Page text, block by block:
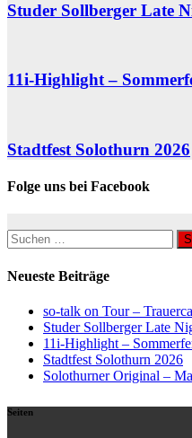
Studer Sollberger Late
11i-Highlight –
Stadtfest Solothurn 2026
Folge uns bei Facebook
Suchen
nach:
Neueste Beiträge
so-talk on Tour –
Studer Sollberger Late
11i-Highlight –
Stadtfest Solothurn 2026
Solothurner Original –
Seiten